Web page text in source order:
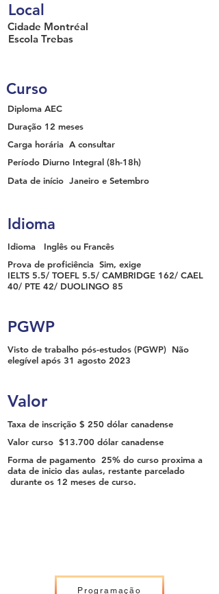
Local
Cidade Montréal
Escola Trebas
Curso
Diploma AEC
Duração 12 meses
Carga horária A consultar
Período Diurno Integral (8h-18h)
Data de início Janeiro e Setembro
Idioma
Idioma
Inglês ou Francês
Prova de proficiência Sim, exige
IELTS 5.5/ TOEFL 5.5/ CAMBRIDGE 162/ CAEL
40/ PTE 42/ DUOLINGO 85
PGWP
Visto de trabalho pós-estudos (PGWP) Não
elegível após 31 agosto 2023
Valor
Taxa de inscrição $ 250 dólar canadense
Valor curso $13.700 dólar canadense
Forma de pagamento 25% do curso proxima a
data de inicio das aulas, restante parcelado
durante os 12 meses de curso.
Programação